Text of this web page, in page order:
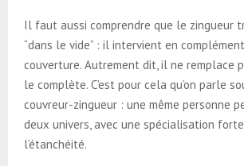
Il faut aussi comprendre que le zingueur
“dans le vide” : il intervient en
couverture. Autrement dit, il ne remplace
le complète. C’est pour cela qu’on parle
couvreur-zingueur : une même personne
deux univers, avec une spécialisation
l’étanchéité.